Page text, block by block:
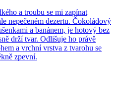
a troubu se mi zapínat
nepečeném dezertu. Čokoládový
a banánem, je hotový bez
drží tvar. Odlišuje ho právě
a vrchní vrstva z tvarohu se
zpevní.